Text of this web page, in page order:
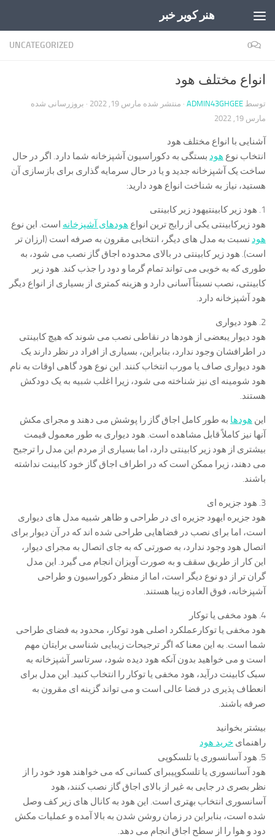
هنر کویر خبر
UNCATEGORIZED 0
انواع مختلف هود
توسط ADMIN43GHGEE · منتشر شده مارس 19, 2022
· بروزرسانی شده
مارس 19, 2022
آشنایی با انواع مختلف هود
انتخاب نوع هود بستگی به دکوراسیون آشپزخانه شما دارد. اگر در حال
ساخت یک آشپزخانه جدید و یا در حال سرمایه گذاری برای بازسازی آن
هستید، نیاز به شناخت انواع هود دارید:
1. هود زیر کابینتیهود زیر کابینتی
هود زیرکابینتی یکی از رایج ترین انواع هودهای آشپزخانه است. این نوع
هود نسبت به مدل های دیگر، انتخابی مقرون به صرفه است (ارزان تر
است). هود زیر کابینتی در بالای محدوده اجاق گاز نصب می شود، به
طوری که به خوبی می تواند تمام گرما و دود را جذب کند. هود زیر
کابینتی، نصب نسبتاً آسانی دارد و هزینه کمتری از بسیاری از انواع دیگر
هود آشپزخانه دارد.
2. هود دیواری
هود دیوار یبعضی از هودها در نقاطی نصب می شوند که هیچ کابینتی
در اطرافشان وجود ندارد، بنابراین، بسیاری از افراد در نظر دارند یک
هود دیواری صاف یا مورب انتخاب کنند. این نوع هود گاهی اوقات به نام
هود شومینه ای نیز شناخته می شود، زیرا اغلب شبیه به یک دودکش
هستند.
این هودها به طور کامل اجاق گاز را پوشش می دهند و مجرای مکش
آنها نیز کاملاً قابل مشاهده است. هود دیواری به طور معمول قیمت
بیشتری از هود زیر کابینتی دارد، اما بسیاری از مردم این مدل را ترجیح
می دهند، زیرا ممکن است که در اطراف اجاق گاز خود کابینت نداشته
باشند.
3. هود جزیره ای
هود جزیره ایهود جزیره ای در طراحی و ظاهر شبیه مدل های دیواری
است، اما برای نصب در فضاهایی طراحی شده اند که در آن دیوار برای
اتصال هود وجود ندارد، به صورتی که به جای اتصال به مجرای دیوار،
این کار از طریق سقف و به صورت آویزان انجام می گیرد. این مدل
گران تر از دو نوع دیگر است، اما از منظر دکوراسیون و طراحی
آشپزخانه، فوق العاده زیبا هستند.
4. هود مخفی یا توکار
هود مخفی یا توکارعملکرد اصلی هود توکار، محدود به فضای طراحی
شما است. به این معنا که اگر ترجیحات زیبایی شناسی برایتان مهم
است و می خواهید بدون آنکه هود دیده شود، سرتاسر آشپزخانه به
سبک کابینت درآید، هود مخفی یا توکار را انتخاب کنید. این مدل برای
انعطاف پذیری در فضا عالی است و می تواند گزینه ای مقرون به
صرفه باشند.
بیشتر بخوانید
راهنمای خرید هود
5. هود آسانسوری یا تلسکوپی
هود آسانسوری یا تلسکوپیبرای کسانی که می خواهند هود خود را از
نظر بصری در جایی به غیر از بالای اجاق گاز نصب کنند، هود
آسانسوری انتخاب بهتری است. این هود به کانال های زیر کف وصل
شده است، بنابراین در زمان روشن شدن به بالا آمده و عملیات مکش
دود و هوا را از سطح اجاق انجام می دهد.